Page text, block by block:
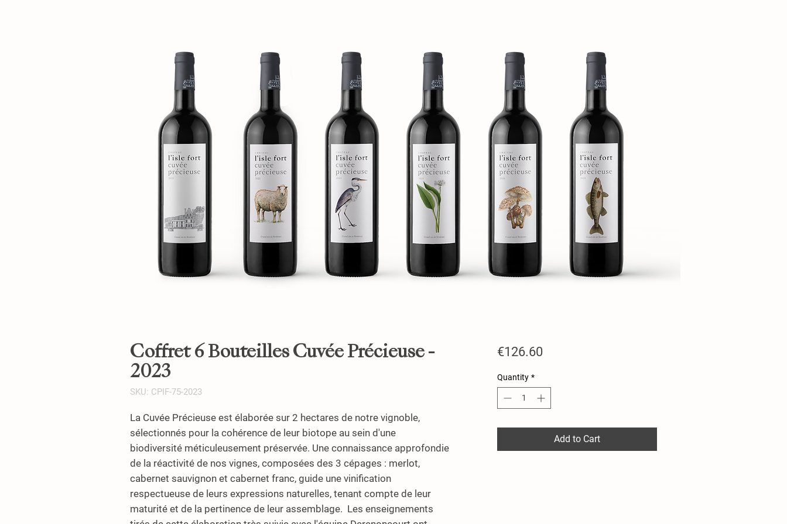
Coffret 6 Bouteilles Cuvée Précieuse -
2023
SKU: CPIF-75-2023
La Cuvée Précieuse est élaborée sur 2 hectares de notre vignoble,
sélectionnés pour la cohérence de leur biotope au sein d'une
biodiversité méticuleusement préservée. Une connaissance approfondie
de la réactivité de nos vignes, composées des 3 cépages : merlot,
cabernet sauvignon et cabernet franc, guide une vinification
respectueuse de leurs expressions naturelles, tenant compte de leur
maturité et de la pertinence de leur assemblage. Les enseignements
€126.60Price
Quantity *
Add to Cart